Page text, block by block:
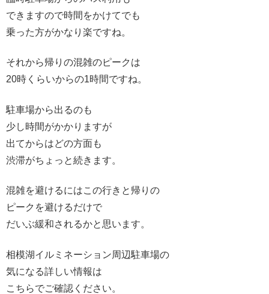
できますので時間をかけてでも
乗った方がかなり楽ですね。
それから帰りの混雑のピークは
20時くらいからの1時間ですね。
駐車場から出るのも
少し時間がかかりますが
出てからはどの方面も
渋滞がちょっと続きます。
混雑を避けるにはこの行きと帰りの
ピークを避けるだけで
だいぶ緩和されるかと思います。
相模湖イルミネーション周辺駐車場の
気になる詳しい情報は
こちらでご確認ください。